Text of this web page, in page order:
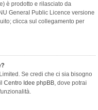
è prodotto e rilasciato da
General Public Licence versione
clicca sul collegamento per
Se credi che ci sia bisogno
Centro Idee phpBB, dove potrai